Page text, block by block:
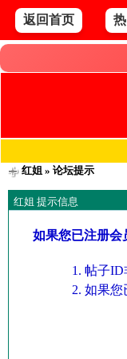
返回首页
红姐» 论坛提示
红姐 提示信息
如果您已注册会
帖子ID
如果您